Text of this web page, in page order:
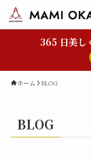
365 日美し
ホーム BLOG
BLOG